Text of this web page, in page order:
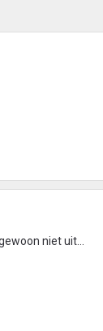
niet uit...